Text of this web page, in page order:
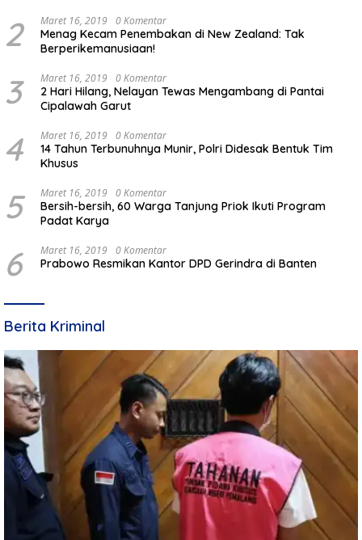
2 Maret 16, 2019 0 Komentar
Menag Kecam Penembakan di New Zealand: Tak
Berperikemanusiaan!
3 Maret 16, 2019 0 Komentar
2 Hari Hilang, Nelayan Tewas Mengambang di Pantai
Cipalawah Garut
4 Maret 16, 2019 0 Komentar
14 Tahun Terbunuhnya Munir, Polri Didesak Bentuk Tim
Khusus
5 Maret 16, 2019 0 Komentar
Bersih-bersih, 60 Warga Tanjung Priok Ikuti Program
Padat Karya
6 Maret 16, 2019 0 Komentar
Prabowo Resmikan Kantor DPD Gerindra di Banten
Berita Kriminal